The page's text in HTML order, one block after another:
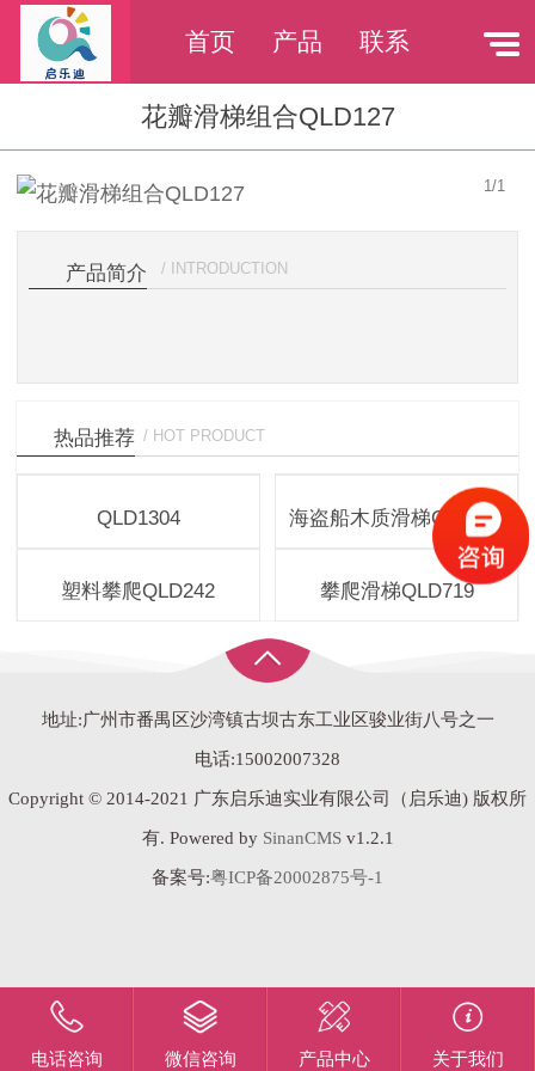
首页 产品 联系
花瓣滑梯组合QLD127
1/1
产品简介 / INTRODUCTION
热品推荐 / HOT PRODUCT
QLD1304 海盗船木质滑梯QLD189
塑料攀爬QLD242 攀爬滑梯QLD719
地址:广州市番禺区沙湾镇古坝古东工业区骏业街八号之一
电话:15002007328
Copyright © 2014-2021 广东启乐迪实业有限公司（启乐迪) 版权所
有. Powered by SinanCMSv1.2.1
备案号:粤ICP备20002875号-1
电话咨询 微信咨询 产品中心 关于我们